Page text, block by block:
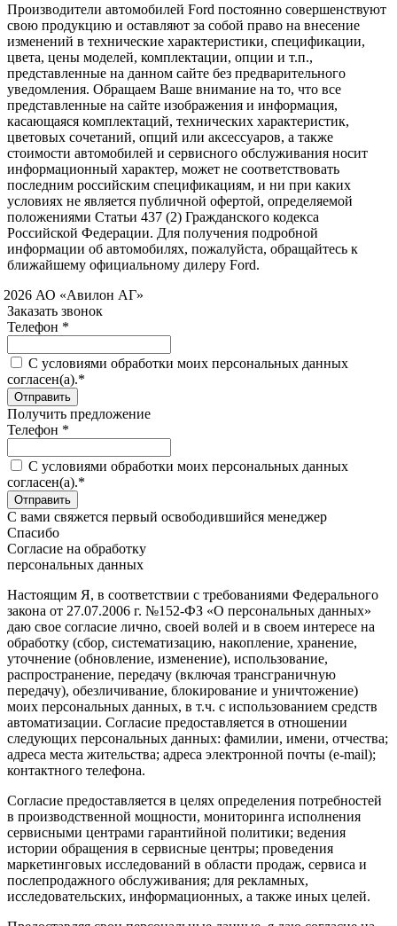
Производители автомобилей Ford постоянно совершенствуют
свою продукцию и оставляют за собой право на внесение
изменений в технические характеристики, спецификации,
цвета, цены моделей, комплектации, опции и т.п.,
представленные на данном сайте без предварительного
уведомления. Обращаем Ваше внимание на то, что все
представленные на сайте изображения и информация,
касающаяся комплектаций, технических характеристик,
цветовых сочетаний, опций или аксессуаров, а также
стоимости автомобилей и сервисного обслуживания носит
информационный характер, может не соответствовать
последним российским спецификациям, и ни при каких
условиях не является публичной офертой, определяемой
положениями Статьи 437 (2) Гражданского кодекса
Российской Федерации. Для получения подробной
информации об автомобилях, пожалуйста, обращайтесь к
ближайшему официальному дилеру Ford.
АО «Авилон АГ»
Заказать звонок
Телефон *
C условиями обработки моих персональных данных
согласен(а).*
Получить предложение
Телефон *
C условиями обработки моих персональных данных
согласен(а).*
С вами свяжется первый освободившийся менеджер
Спасибо
Согласие на обработку
персональных данных
Настоящим Я, в соответствии с требованиями Федерального
закона от 27.07.2006 г. №152-ФЗ «О персональных данных»
даю свое согласие лично, своей волей и в своем интересе на
обработку (сбор, систематизацию, накопление, хранение,
уточнение (обновление, изменение), использование,
распространение, передачу (включая трансграничную
передачу), обезличивание, блокирование и уничтожение)
моих персональных данных, в т.ч. с использованием средств
автоматизации. Согласие предоставляется в отношении
следующих персональных данных: фамилии, имени, отчества;
адреса места жительства; адреса электронной почты (e-mail);
контактного телефона.
Согласие предоставляется в целях определения потребностей
в производственной мощности, мониторинга исполнения
сервисными центрами гарантийной политики; ведения
истории обращения в сервисные центры; проведения
маркетинговых исследований в области продаж, сервиса и
послепродажного обслуживания; для рекламных,
исследовательских, информационных, а также иных целей.